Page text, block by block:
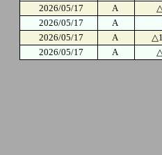
2026/05/17
A
2026/05/17
A
2026/05/17
A
2026/05/17
A